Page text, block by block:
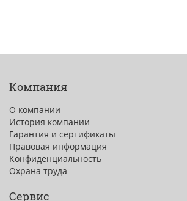
Компания
О компании
История компании
Гарантия и сертификаты
Правовая информация
Конфиденциальность
Охрана труда
Сервис